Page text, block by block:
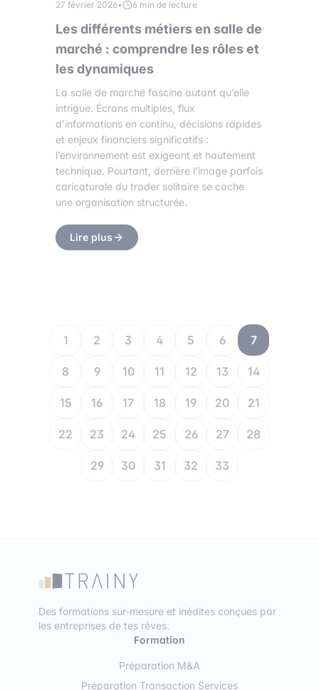
27 février 2026• 6 min de lecture
Les différents métiers en salle de
marché : comprendre les rôles et
les dynamiques
La salle de marché fascine autant qu’elle
intrigue. Écrans multiples, flux
d’informations en continu, décisions rapides
et enjeux financiers significatifs :
l’environnement est exigeant et hautement
technique. Pourtant, derrière l’image parfois
caricaturale du trader solitaire se cache
une organisation structurée.
Lire plus
1 2 3 4 5 6 7
8 9 10 11 12 13 14
15 16 17 18 19 20 21
22 23 24 25 26 27 28
29 30 31 32 33
Des formations sur-mesure et inédites conçues par
les entreprises de tes rêves.
Formation
Préparation M&A
Préparation Transaction Services